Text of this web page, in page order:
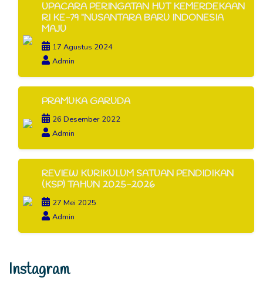
UPACARA PERINGATAN HUT KEMERDEKAAN
RI KE-79 "NUSANTARA BARU INDONESIA
MAJU
17 Agustus 2024
Admin
PRAMUKA GARUDA
26 Desember 2022
Admin
REVIEW KURIKULUM SATUAN PENDIDIKAN
(KSP) TAHUN 2025-2026
27 Mei 2025
Admin
Instagram